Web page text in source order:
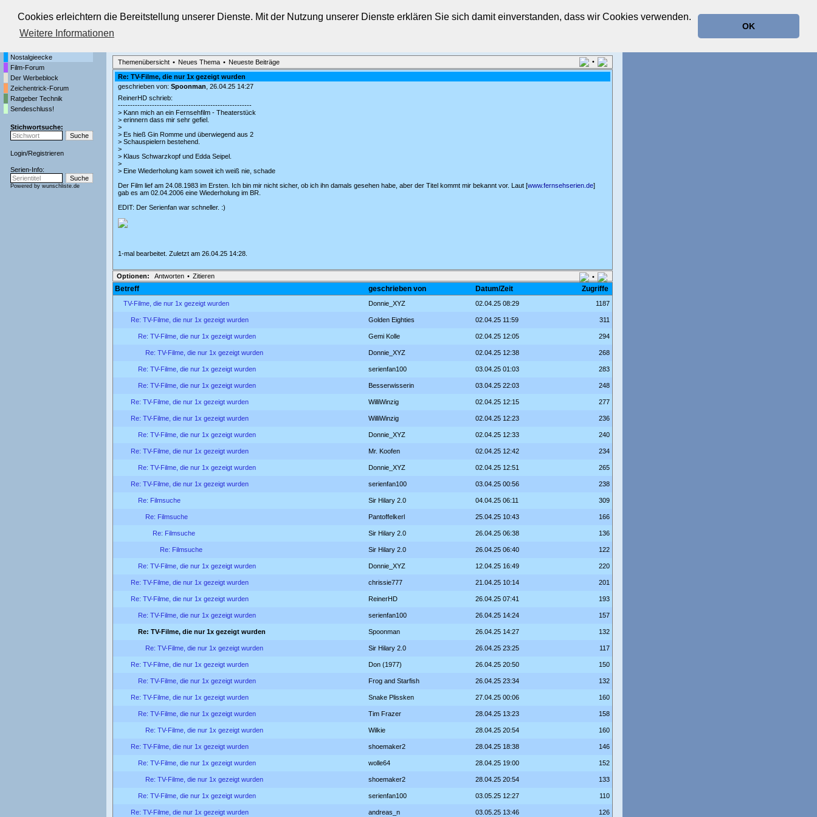
Cookies erleichtern die Bereitstellung unserer Dienste. Mit der Nutzung unserer Dienste erklären Sie sich damit einverstanden, dass wir Cookies verwenden.
Weitere Informationen
OK
Die Fernseh-Diskussionsforen von
Startseite
Nostalgieecke
Film-Forum
Der Werbeblock
Zeichentrick-Forum
Ratgeber Technik
Sendeschluss!
Stichwortsuche:
Login/Registrieren
Serien-Info:
Powered by wunschliste.de
Themenübersicht • Neues Thema • Neueste Beiträge •
Re: TV-Filme, die nur 1x gezeigt wurden
geschrieben von: Spoonman, 26.04.25 14:27
ReinerHD schrieb:
-------------------------------------------------------
> Kann mich an ein Fernsehfilm - Theaterstück
> erinnern dass mir sehr gefiel.
>
> Es hieß Gin Romme und überwiegend aus 2
> Schauspielern bestehend.
>
> Klaus Schwarzkopf und Edda Seipel.
>
> Eine Wiederholung kam soweit ich weiß nie, schade
Der Film lief am 24.08.1983 im Ersten. Ich bin mir nicht sicher, ob ich ihn damals gesehen habe, aber der Titel kommt mir bekannt vor. Laut [www.fernsehserien.de]
gab es am 02.04.2006 eine Wiederholung im BR.
EDIT: Der Serienfan war schneller. :)
1-mal bearbeitet. Zuletzt am 26.04.25 14:28.
•
Optionen: Antworten • Zitieren
Betreff geschrieben von Datum/Zeit Zugriffe
TV-Filme, die nur 1x gezeigt wurden Donnie_XYZ 02.04.25 08:29 1187
Re: TV-Filme, die nur 1x gezeigt wurden Golden Eighties 02.04.25 11:59 311
Re: TV-Filme, die nur 1x gezeigt wurden Gemi Kolle 02.04.25 12:05 294
Re: TV-Filme, die nur 1x gezeigt wurden Donnie_XYZ 02.04.25 12:38 268
Re: TV-Filme, die nur 1x gezeigt wurden serienfan100 03.04.25 01:03 283
Re: TV-Filme, die nur 1x gezeigt wurden Besserwisserin 03.04.25 22:03 248
Re: TV-Filme, die nur 1x gezeigt wurden WilliWinzig 02.04.25 12:15 277
Re: TV-Filme, die nur 1x gezeigt wurden WilliWinzig 02.04.25 12:23 236
Re: TV-Filme, die nur 1x gezeigt wurden Donnie_XYZ 02.04.25 12:33 240
Re: TV-Filme, die nur 1x gezeigt wurden Mr. Koofen 02.04.25 12:42 234
Re: TV-Filme, die nur 1x gezeigt wurden Donnie_XYZ 02.04.25 12:51 265
Re: TV-Filme, die nur 1x gezeigt wurden serienfan100 03.04.25 00:56 238
Re: Filmsuche Sir Hilary 2.0 04.04.25 06:11 309
Re: Filmsuche Pantoffelkerl 25.04.25 10:43 166
Re: Filmsuche Sir Hilary 2.0 26.04.25 06:38 136
Re: Filmsuche Sir Hilary 2.0 26.04.25 06:40 122
Re: TV-Filme, die nur 1x gezeigt wurden Donnie_XYZ 12.04.25 16:49 220
Re: TV-Filme, die nur 1x gezeigt wurden chrissie777 21.04.25 10:14 201
Re: TV-Filme, die nur 1x gezeigt wurden ReinerHD 26.04.25 07:41 193
Re: TV-Filme, die nur 1x gezeigt wurden serienfan100 26.04.25 14:24 157
Re: TV-Filme, die nur 1x gezeigt wurden Spoonman 26.04.25 14:27 132
Re: TV-Filme, die nur 1x gezeigt wurden Sir Hilary 2.0 26.04.25 23:25 117
Re: TV-Filme, die nur 1x gezeigt wurden Don (1977) 26.04.25 20:50 150
Re: TV-Filme, die nur 1x gezeigt wurden Frog and Starfish 26.04.25 23:34 132
Re: TV-Filme, die nur 1x gezeigt wurden Snake Plissken 27.04.25 00:06 160
Re: TV-Filme, die nur 1x gezeigt wurden Tim Frazer 28.04.25 13:23 158
Re: TV-Filme, die nur 1x gezeigt wurden Wilkie 28.04.25 20:54 160
Re: TV-Filme, die nur 1x gezeigt wurden shoemaker2 28.04.25 18:38 146
Re: TV-Filme, die nur 1x gezeigt wurden wolle64 28.04.25 19:00 152
Re: TV-Filme, die nur 1x gezeigt wurden shoemaker2 28.04.25 20:54 133
Re: TV-Filme, die nur 1x gezeigt wurden serienfan100 03.05.25 12:27 110
Re: TV-Filme, die nur 1x gezeigt wurden andreas_n 03.05.25 13:46 126